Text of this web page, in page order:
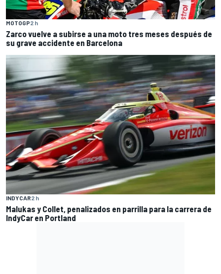
MOTOGP2 h
Zarco vuelve a subirse a una moto tres meses después de
su grave accidente en Barcelona
INDYCAR2 h
Malukas y Collet, penalizados en parrilla para la carrera de
IndyCar en Portland